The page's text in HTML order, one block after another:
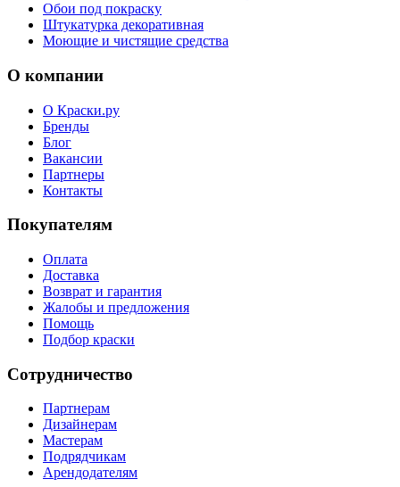
Обои под покраску
Штукатурка декоративная
Моющие и чистящие средства
О компании
О Краски.ру
Бренды
Блог
Вакансии
Партнеры
Контакты
Покупателям
Оплата
Доставка
Возврат и гарантия
Жалобы и предложения
Помощь
Подбор краски
Сотрудничество
Партнерам
Дизайнерам
Мастерам
Подрядчикам
Арендодателям